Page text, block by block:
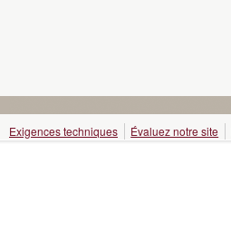
Exigences techniques Évaluez notre site